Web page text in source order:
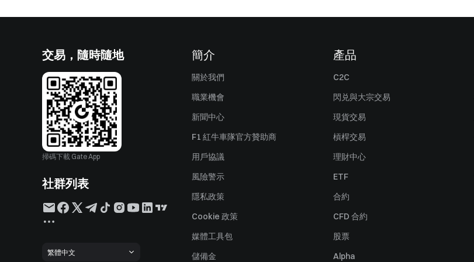
交易，隨時隨地
掃碼下載 Gate App
社群列表
繁體中文
簡介
關於我們
職業機會
新聞中心
F1 紅牛車隊官方贊助商
用戶協議
風險警示
隱私政策
Cookie 政策
媒體工具包
儲備金
產品
C2C
閃兑與大宗交易
現貨交易
槓桿交易
理財中心
ETF
合約
CFD 合約
股票
Alpha